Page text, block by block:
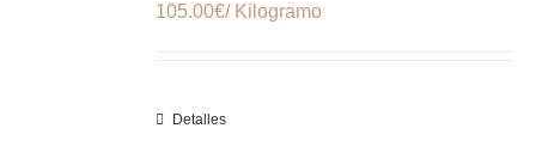
105.00€/ Kilogramo
Detalles